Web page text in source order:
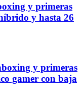
y primeras
y hasta 26
y primeras
gamer con baja